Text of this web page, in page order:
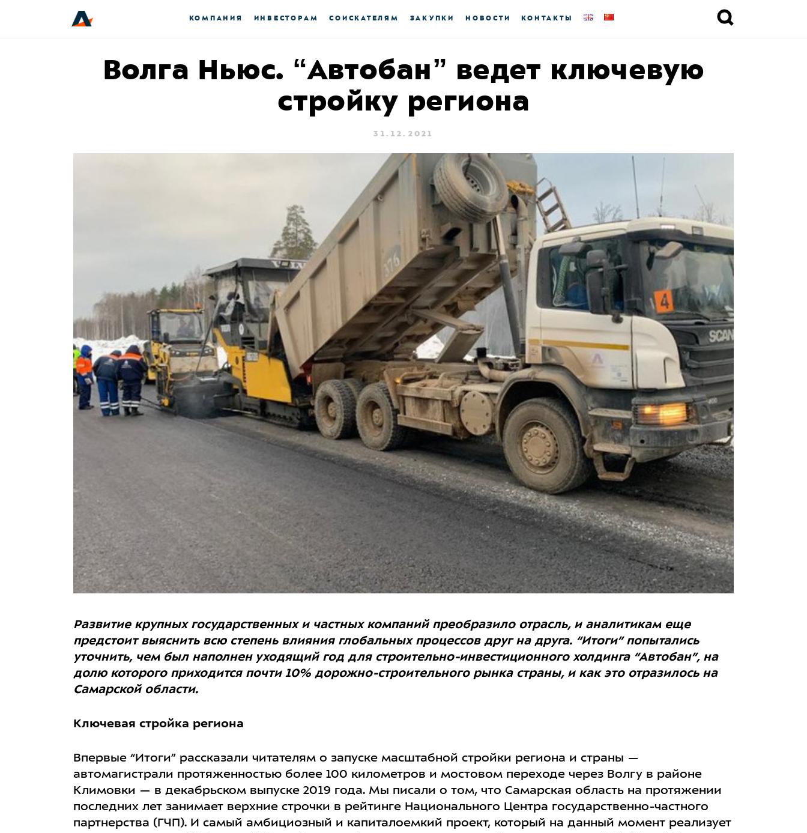
КОМПАНИЯ ИНВЕСТОРАМ СОИСКАТЕЛЯМ ЗАКУПКИ НОВОСТИ КОНТАКТЫ
Волга Ньюс. “Автобан” ведет ключевую
стройку региона
31.12.2021
Развитие крупных государственных и частных компаний преобразило отрасль, и аналитикам еще
предстоит выяснить всю степень влияния глобальных процессов друг на друга. “Итоги” попытались
уточнить, чем был наполнен уходящий год для строительно-инвестиционного холдинга “Автобан”, на
долю которого приходится почти 10% дорожно-строительного рынка страны, и как это отразилось на
Самарской области.
Ключевая стройка региона
Впервые “Итоги” рассказали читателям о запуске масштабной стройки региона и страны —
автомагистрали протяженностью более 100 километров и мостовом переходе через Волгу в районе
Климовки — в декабрьском выпуске 2019 года. Мы писали о том, что Самарская область на протяжении
последних лет занимает верхние строчки в рейтинге Национального Центра государственно-частного
партнерства (ГЧП). И самый амбициозный и капиталоемкий проект, который на данный момент реализует